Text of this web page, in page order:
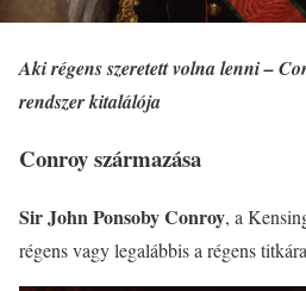
Aki régens szeretett volna lenni –
rendszer kitalálója
Conroy származása
Sir John Ponsoby Conroy, a
régens vagy legalábbis a régens